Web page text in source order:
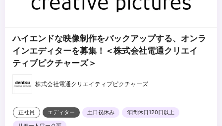
ハイエンドな映像制作をバックアップする、オンラ
インエディターを募集！＜株式会社電通クリエイ
ティブピクチャーズ＞
株式会社電通クリエイティブピクチャーズ
正社員 エディター 土日祝休み
年間休日120日以上